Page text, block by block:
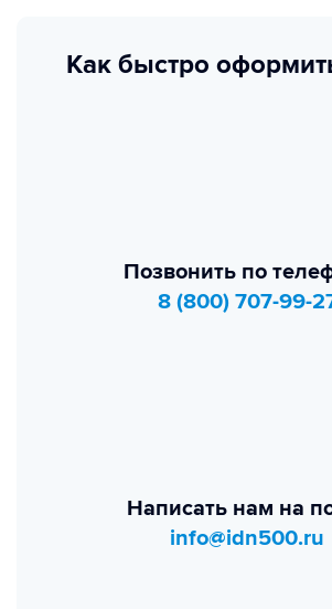
Как быстро
Позвонить по
8 (800) 707-99-
Написать нам на
info@idn500.ru